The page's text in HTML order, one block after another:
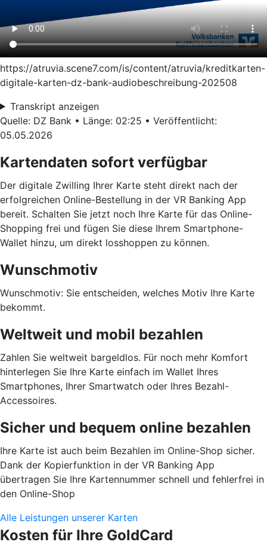
https://atruvia.scene7.com/is/content/atruvia/kreditkarten-
digitale-karten-dz-bank-audiobeschreibung-202508
Transkript anzeigen
Quelle: DZ Bank • Länge: 02:25 • Veröffentlicht:
05.05.2026
Kartendaten sofort verfügbar
Der digitale Zwilling Ihrer Karte steht direkt nach der
erfolgreichen Online-Bestellung in der VR Banking App
bereit. Schalten Sie jetzt noch Ihre Karte für das Online-
Shopping frei und fügen Sie diese Ihrem Smartphone-
Wallet hinzu, um direkt losshoppen zu können.
Wunschmotiv
Wunschmotiv: Sie entscheiden, welches Motiv Ihre Karte
bekommt.
Weltweit und mobil bezahlen
Zahlen Sie weltweit bargeldlos. Für noch mehr Komfort
hinterlegen Sie Ihre Karte einfach im Wallet Ihres
Smartphones, Ihrer Smartwatch oder Ihres Bezahl-
Accessoires.
Sicher und bequem online bezahlen
Ihre Karte ist auch beim Bezahlen im Online-Shop sicher.
Dank der Kopierfunktion in der VR Banking App
übertragen Sie Ihre Kartennummer schnell und fehlerfrei in
den Online-Shop
Alle Leistungen unserer Karten
Kosten für Ihre GoldCard